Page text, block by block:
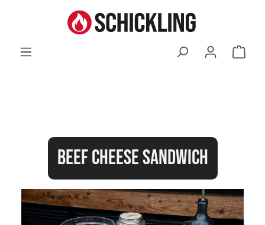
BEEF CHEESE SANDWICH